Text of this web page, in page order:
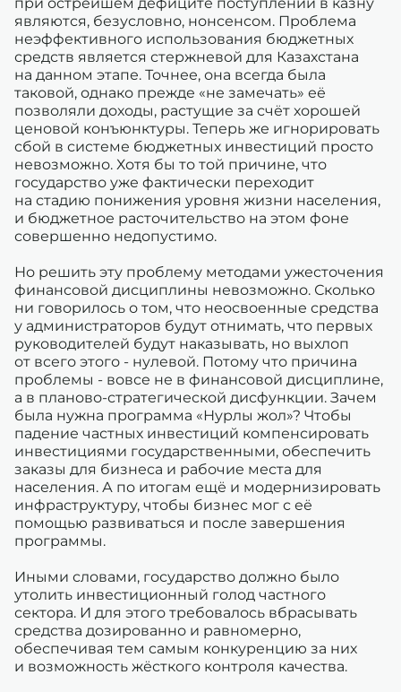
являются, безусловно, нонсенсом. Проблема
неэффективного использования бюджетных
средств является стержневой для Казахстана
на данном этапе. Точнее, она всегда была
таковой, однако прежде «не замечать» её
позволяли доходы, растущие за счёт хорошей
ценовой конъюнктуры. Теперь же игнорировать
сбой в системе бюджетных инвестиций просто
невозможно. Хотя бы то той причине, что
государство уже фактически переходит
на стадию понижения уровня жизни населения,
и бюджетное расточительство на этом фоне
совершенно недопустимо.
Но решить эту проблему методами ужесточения
финансовой дисциплины невозможно. Сколько
ни говорилось о том, что неосвоенные средства
у администраторов будут отнимать, что первых
руководителей будут наказывать, но выхлоп
от всего этого - нулевой. Потому что причина
проблемы - вовсе не в финансовой дисциплине,
а в планово-стратегической дисфункции. Зачем
была нужна программа «Нурлы жол»? Чтобы
падение частных инвестиций компенсировать
инвестициями государственными, обеспечить
заказы для бизнеса и рабочие места для
населения. А по итогам ещё и модернизировать
инфраструктуру, чтобы бизнес мог с её
помощью развиваться и после завершения
программы.
Иными словами, государство должно было
утолить инвестиционный голод частного
сектора. И для этого требовалось вбрасывать
средства дозированно и равномерно,
обеспечивая тем самым конкуренцию за них
и возможность жёсткого контроля качества.